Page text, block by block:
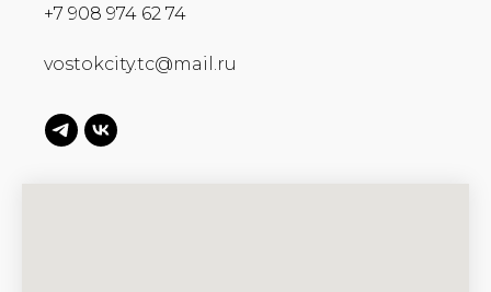
+7 908 974 62 74
vostokcity.tc@mail.ru